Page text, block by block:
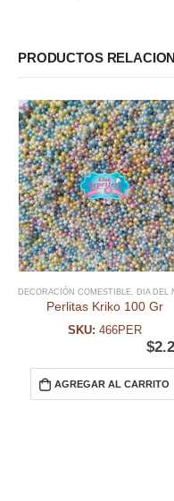
PRODUCTOS
DECORACIÓN COMESTIBLE DIA DEL NIÑO Y
Perlitas Kriko 100 Gr
SKU: 466PER
$
AGREGAR AL CARRITO